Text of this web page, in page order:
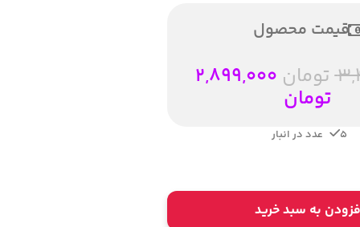
قیمت محصول
تومان 2,899,000
تومان
5 عدد در انبار
به سبد خرید